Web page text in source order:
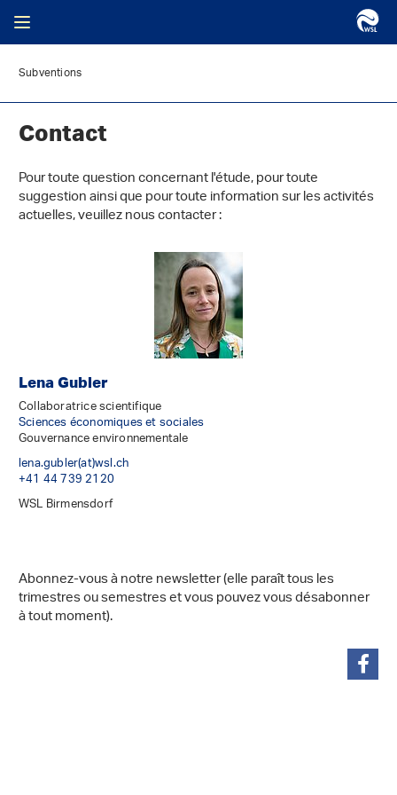
Subventions
Contact
Pour toute question concernant l'étude, pour toute
suggestion ainsi que pour toute information sur les activités
actuelles, veuillez nous contacter :
Lena Gubler
Collaboratrice scientifique
Sciences économiques et sociales
Gouvernance environnementale
lena.gubler(at)wsl.ch
+41 44 739 2120
WSL Birmensdorf
Abonnez-vous à notre newsletter (elle paraît tous les
trimestres ou semestres et vous pouvez vous désabonner
à tout moment).